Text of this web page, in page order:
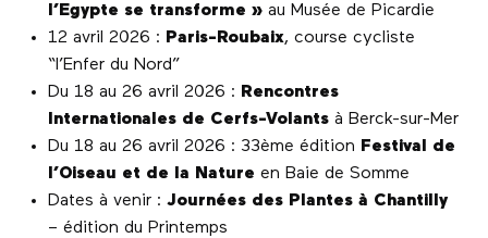
l’Egypte se transforme » au Musée de Picardie
12 avril 2026 : Paris-Roubaix, course cycliste
“l’Enfer du Nord”
Du 18 au 26 avril 2026 : Rencontres
Internationales de Cerfs-Volants à Berck-sur-Mer
Du 18 au 26 avril 2026 : 33ème édition Festival de
l’Oiseau et de la Nature en Baie de Somme
Dates à venir : Journées des Plantes à Chantilly
– édition du Printemps